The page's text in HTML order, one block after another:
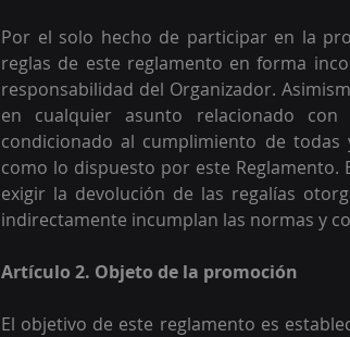
Por el solo hecho de participar en la
reglas de este reglamento en forma
responsabilidad del Organizador.
en cualquier asunto relacionado
condicionado al cumplimiento de todas
como lo dispuesto por este Reglamento.
exigir la devolución de las regalías
indirectamente incumplan las normas y
Artículo 2. Objeto de la promoción
El objetivo de este reglamento es